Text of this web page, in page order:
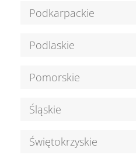
Podkarpackie
Podlaskie
Pomorskie
Śląskie
Świętokrzyskie